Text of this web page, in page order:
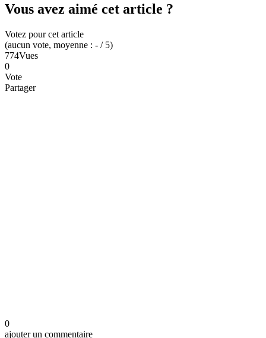
Vous avez aimé cet article ?
Votez pour cet article
(aucun vote, moyenne : - / 5)
774Vues
0
Vote
Partager
0
ajouter un commentaire